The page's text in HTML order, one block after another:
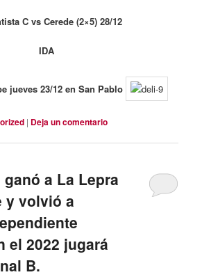
C vs Cerede (2×5) 28/12
IDA
jueves 23/12 en San Pablo
| Deja un comentario
a La Lepra
y volvió a
el 2022 jugará
B.